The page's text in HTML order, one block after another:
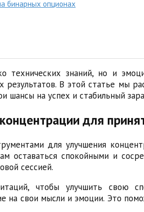
бинарных опционах
знаний, но и
В этой статье мы
шансы на успех и стабильный
для
для улучшения
оставаться спокойными и
сессией.
чтобы улучшить свою
на свои мысли и эмоции. Это